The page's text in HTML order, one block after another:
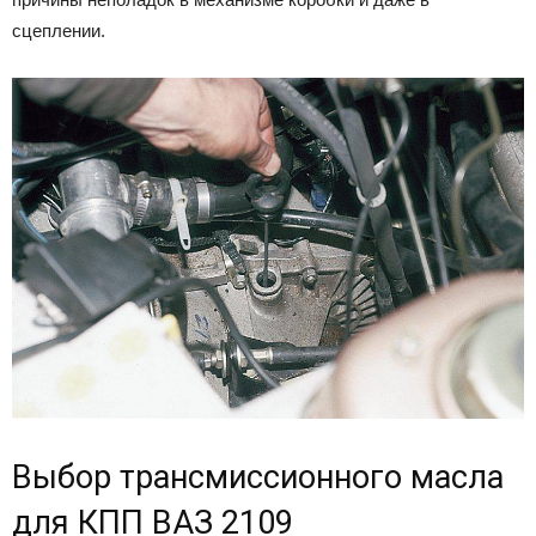
сцеплении.
Выбор трансмиссионного масла
для КПП ВАЗ 2109